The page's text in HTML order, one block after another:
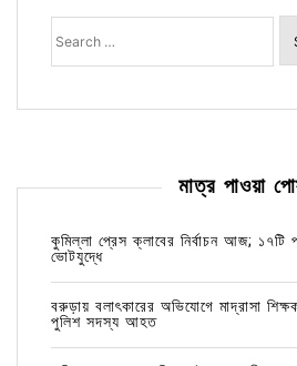
Search
for:
মাত্র পাওয়া
কুমিল্লা প্রেস ক্লাবের নির্বাচন আজ; ১৭টি
ভোটযুদ্ধে
বরুড়ায় বলাৎকারের অভিযোগে মাদ্রাসা
পুলিশ সদস্য আহত